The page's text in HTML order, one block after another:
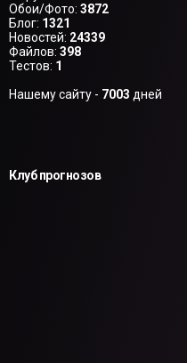
Обои/Фото: 3872
Блог: 1321
Новостей: 24339
Файлов: 398
Тестов: 1
Нашему сайту - 7003 дней
Клуб прогнозов